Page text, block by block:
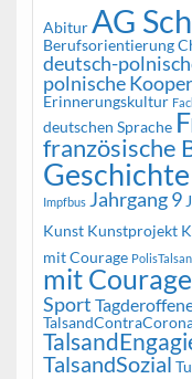
AbiturAG
Berufsorientierung
deutsch-
polnische
Erinnerungskultur
deutschen Sprache
französische
Geschichte
Impfbus Jahrgang 9
Kunst Kunstprojekt
mit Courage
mit Courage
Sport
TalsandSozial